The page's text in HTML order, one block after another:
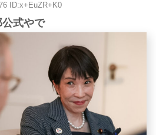
ID:x+EuZR+K0
式やで